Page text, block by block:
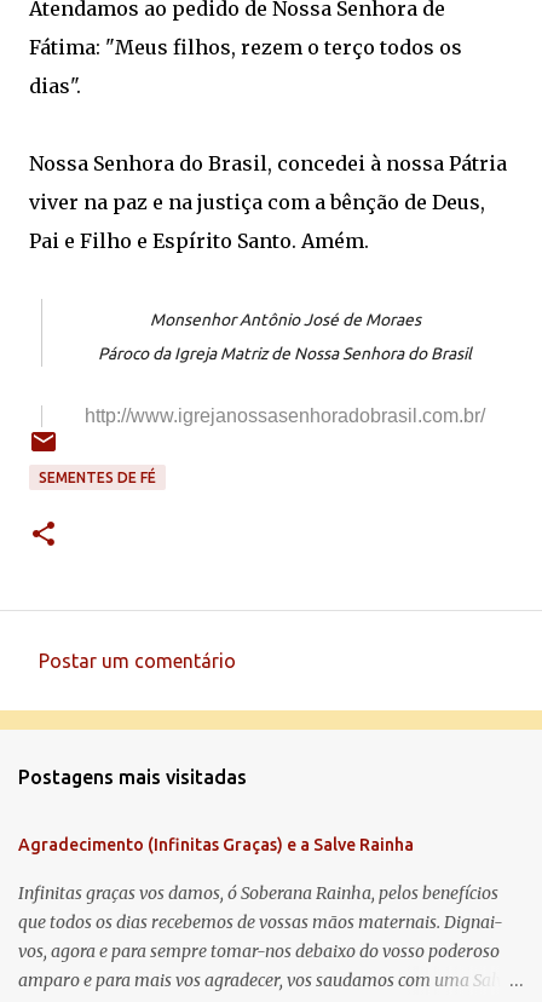
Atendamos ao pedido de Nossa Senhora de
Fátima: "Meus filhos, rezem o terço todos os
dias".
Nossa Senhora do Brasil, concedei à nossa Pátria
viver na paz e na justiça com a bênção de Deus,
Pai e Filho e Espírito Santo. Amém.
Monsenhor Antônio José de Moraes
Pároco da Igreja Matriz de Nossa Senhora do Brasil
http://www.igrejanossasenhoradobrasil.com.br/
SEMENTES DE FÉ
e
t
á
r
i
o
Postar um comentário
Postagens mais visitadas
Agradecimento (Infinitas Graças) e a Salve Rainha
Infinitas graças vos damos, ó Soberana Rainha, pelos benefícios
que todos os dias recebemos de vossas mãos maternais. Dignai-
vos, agora e para sempre tomar-nos debaixo do vosso poderoso
amparo e para mais vos agradecer, vos saudamos com uma Salve